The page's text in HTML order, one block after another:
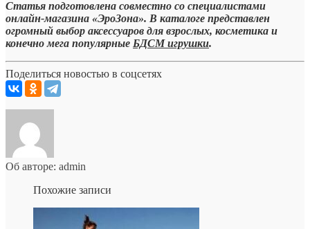
Статья подготовлена совместно со специалистами
онлайн-магазина «ЭроЗона». В каталоге представлен
огромный выбор аксессуаров для взрослых, косметика и
конечно мега популярные БДСМ игрушки.
Поделиться новостью в соцсетях
Об авторе: admin
Похожие записи